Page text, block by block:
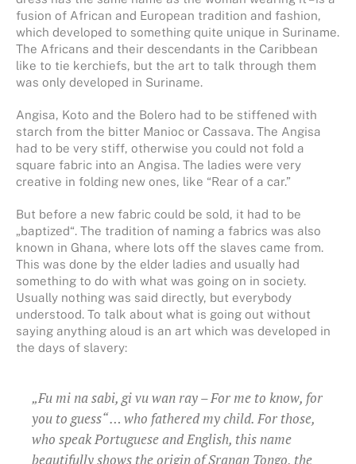
fusion of African and European tradition and fashion,
which developed to something quite unique in Suriname.
The Africans and their descendants in the Caribbean
like to tie kerchiefs, but the art to talk through them
was only developed in Suriname.
Angisa, Koto and the Bolero had to be stiffened with
starch from the bitter Manioc or Cassava. The Angisa
had to be very stiff, otherwise you could not fold a
square fabric into an Angisa. The ladies were very
creative in folding new ones, like “Rear of a car.”
But before a new fabric could be sold, it had to be
„baptized“. The tradition of naming a fabrics was also
known in Ghana, where lots off the slaves came from.
This was done by the elder ladies and usually had
something to do with what was going on in society.
Usually nothing was said directly, but everybody
understood. To talk about what is going out without
saying anything aloud is an art which was developed in
the days of slavery:
„Fu mi na sabi, gi vu wan ray – For me to know, for
you to guess“ … who fathered my child. For those,
who speak Portuguese and English, this name
beautifully shows the origin of Sranan Tongo, the